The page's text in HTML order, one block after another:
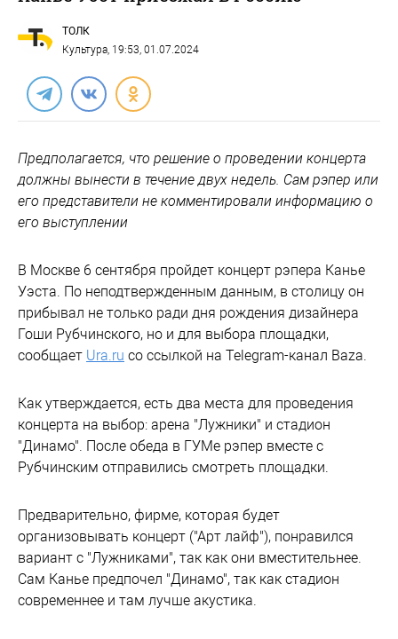
ТОЛК
Культура, 19:53, 01.07.2024
Предполагается, что решение о проведении концерта
должны вынести в течение двух недель. Сам рэпер или
его представители не комментировали информацию о
его выступлении
В Москве 6 сентября пройдет концерт рэпера Канье
Уэста. По неподтвержденным данным, в столицу он
прибывал не только ради дня рождения дизайнера
Гоши Рубчинского, но и для выбора площадки,
сообщает Ura.ru со ссылкой на Telegram-канал Baza.
Как утверждается, есть два места для проведения
концерта на выбор: арена "Лужники" и стадион
"Динамо". После обеда в ГУМе рэпер вместе с
Рубчинским отправились смотреть площадки.
Предварительно, фирме, которая будет
организовывать концерт ("Арт лайф"), понравился
вариант с "Лужниками", так как они вместительнее.
Сам Канье предпочел "Динамо", так как стадион
современнее и там лучше акустика.